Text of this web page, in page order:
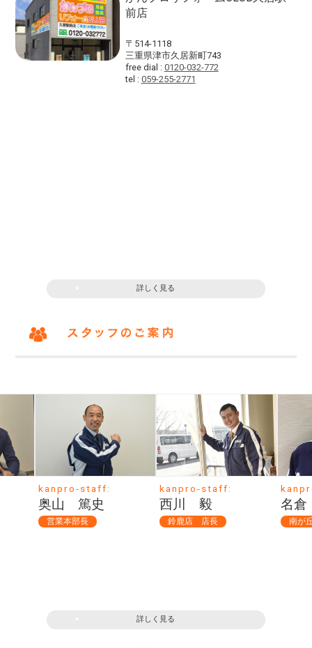
前店
〒514-1118
三重県津市久居新町743
free dial : 0120-032-772
tel : 059-255-2771
詳しく見る
kanpro-staff:
西川 毅
鈴鹿店 店長
kanpro-staff:
名倉 一樹
南が丘半田店 店長
井
リフ
詳しく見る